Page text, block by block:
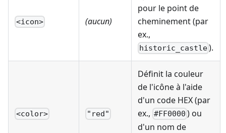
<icon> (aucun)
pour le point de
cheminement (par
ex.,
historic_castle).
<color> "red"
Définit la couleur
de l'icône à l'aide
d'un code HEX (par
ex., #FF0000 ) ou
d'un nom de